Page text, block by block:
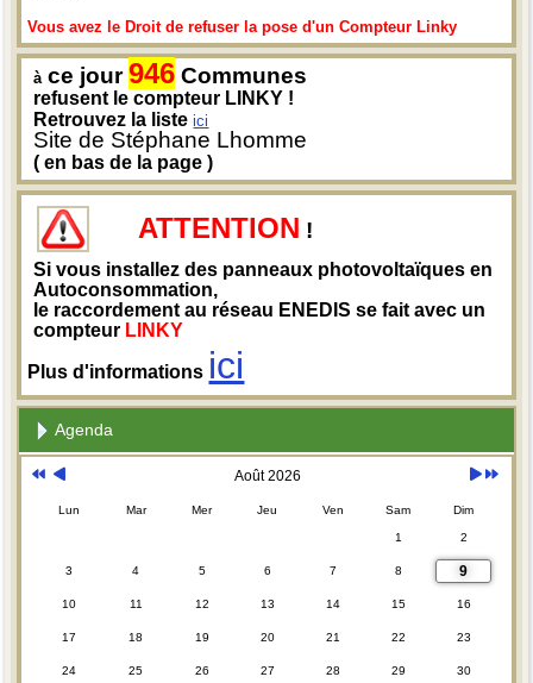
Vous avez le Droit de refuser la pose d'un Compteur Linky
à ce jour946 Communes
refusent le compteur LINKY !
Retrouvez la listeici
Site de Stéphane Lhomme
( en bas de la page )
ATTENTION !
Si vous installez des panneaux photovoltaïques en
Autoconsommation,
le raccordement au réseau ENEDIS se fait avec un
compteur LINKY
Plus d'informations ici
Agenda
Août 2026
Lun Mar Mer Jeu Ven Sam Dim
1 2
3 4 5 6 7 8 9
10 11 12 13 14 15 16
17 18 19 20 21 22 23
24 25 26 27 28 29 30